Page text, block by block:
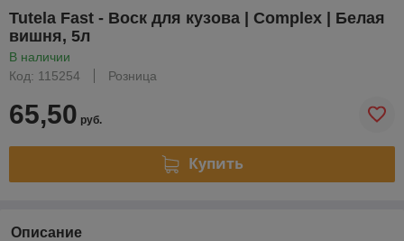
Tutela Fast - Воск для кузова | Complex | Белая
вишня, 5л
В наличии
Код: 115254
Розница
65,50 руб.
Купить
Описание